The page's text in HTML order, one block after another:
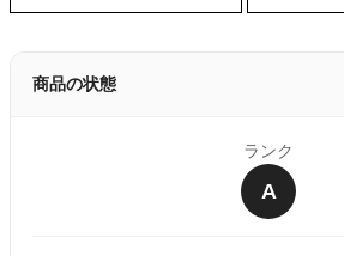
商品の状態
ランク
A